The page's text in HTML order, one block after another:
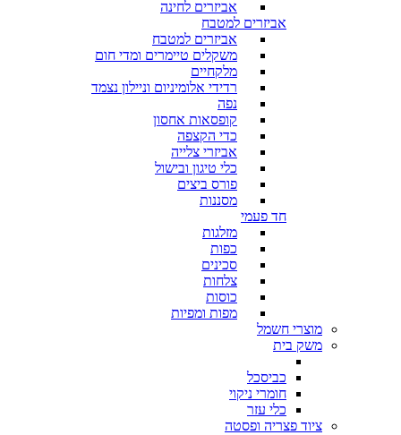
אביזרים לחינה
אביזרים למטבח
אביזרים למטבח
משקלים טיימרים ומדי חום
מלקחיים
רדידי אלומיניום וניילון נצמד
נפה
קופסאות אחסון
כדי הקצפה
אביזרי צלייה
כלי טיגון ובישול
פורס ביצים
מסננות
חד פעמי
מזלגות
כפות
סכינים
צלחות
כוסות
מפות ומפיות
מוצרי חשמל
משק בית
כביסכל
חומרי ניקוי
כלי עזר
ציוד פצריה ופסטה